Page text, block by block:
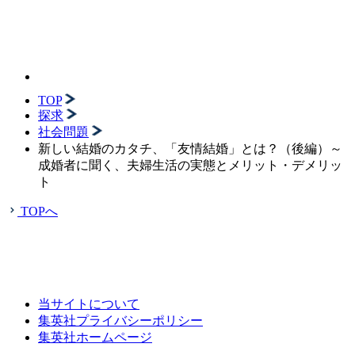
TOP
探求
社会問題
新しい結婚のカタチ、「友情結婚」とは？（後編）～
成婚者に聞く、夫婦生活の実態とメリット・デメリッ
ト
TOPへ
当サイトについて
集英社プライバシーポリシー
集英社ホームページ